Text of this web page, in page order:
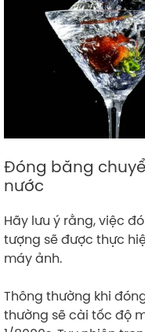
Đóng băng
nước
Hãy lưu ý rằng, việc
tượng sẽ được thực
máy ảnh.
Thông thường khi
thường sẽ cài tốc độ